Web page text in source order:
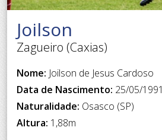
Joilson
Zagueiro (Caxias)
Nome: Joilson de Jesus Cardoso
Data de Nascimento: 25/05/1991
Naturalidade: Osasco (SP)
Altura: 1,88m